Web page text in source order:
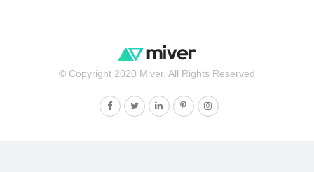
© Copyright 2020 Miver. All Rights Reserved